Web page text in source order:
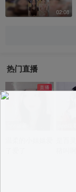
02:08
热门直播